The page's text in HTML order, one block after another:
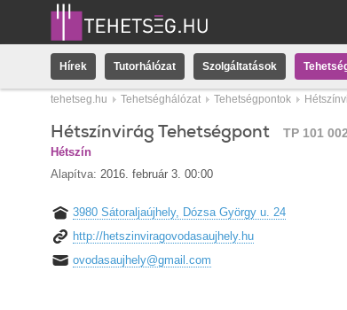
Hírek Tutorhálózat Szolgáltatások
tehetseg.hu Tehetséghálózat Tehetségpontok
Hétszínvirág Tehetségpont TP 101
Hétszín
Alapítva: 2016. február 3. 00:00
3980 Sátoraljaújhely, Dózsa György u. 24
http://hetszinviragovodasaujhely.hu
ovodasaujhely@gmail.com